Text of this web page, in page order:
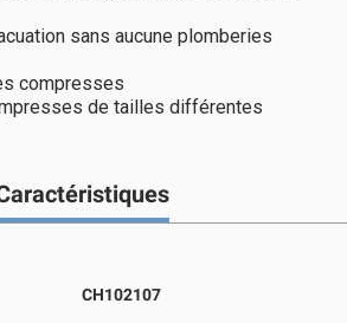
sans aucune plomberies
compresses
de tailles différentes
CH102107